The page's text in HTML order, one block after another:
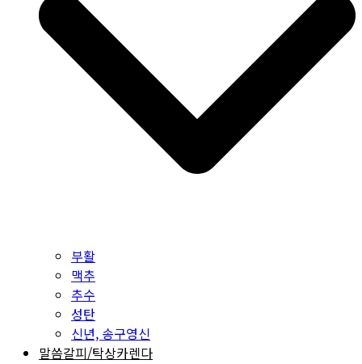
부활
맥추
추수
성탄
신년, 송구영신
말씀갈피/탁상카렌다